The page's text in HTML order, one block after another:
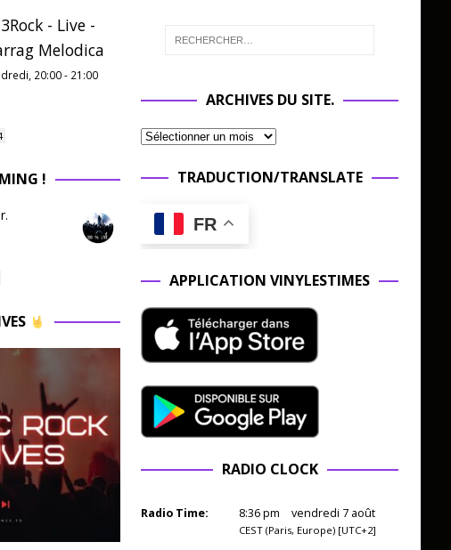
- Live -
Melodica
20:00 - 21:00
!
ARCHIVES DU SITE.
TRADUCTION/TRANSLATE
FR
APPLICATION VINYLESTIMES
RADIO CLOCK
Radio Time: 8:36pm vendredi 7 août
CEST (Paris, Europe) [UTC+2]